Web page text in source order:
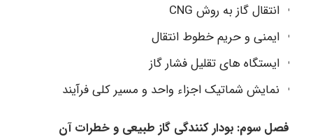
انتقال گاز به روش CNG
ایمنی و حریم خطوط انتقال
ایستگاه های تقلیل فشار گاز
نمایش شماتیک اجزاء واحد و مسیر کلی فرآیند
فصل سوم: بودار کنندگی گاز طبیعی و خطرات آن